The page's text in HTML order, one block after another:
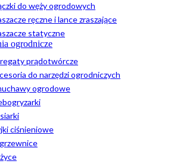
do węży ogrodowych
ręczne i lance zraszające
statyczne
ogrodnicze
prądotwórcze
do narzędzi ogrodniczych
ogrodowe
ciśnieniowe